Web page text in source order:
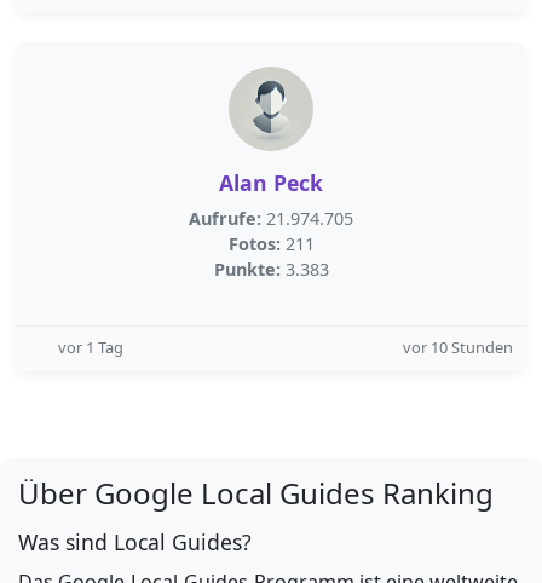
Alan Peck
Aufrufe: 21.974.705
Fotos: 211
Punkte: 3.383
vor 1 Tag vor 10 Stunden
Über Google Local Guides Ranking
Was sind Local Guides?